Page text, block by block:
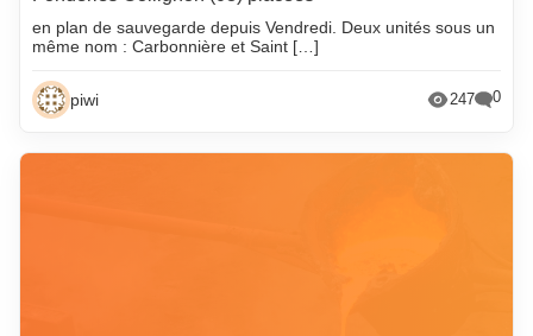
en plan de sauvegarde depuis Vendredi. Deux unités sous un
même nom : Carbonnière et Saint […]
piwi 247 0